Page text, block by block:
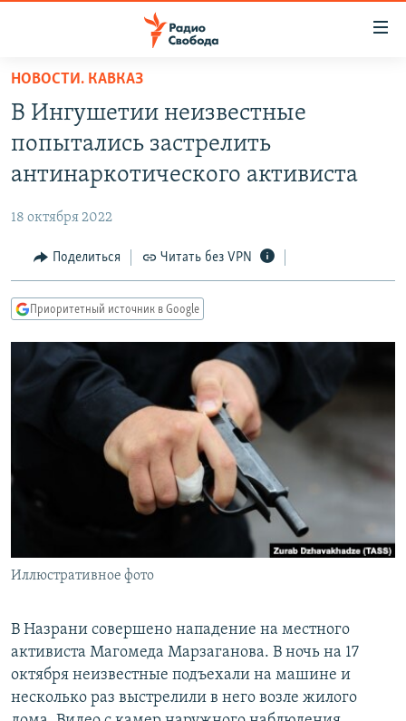
упрощенного
доступа
основному
Вернутся
Вернутся
поиску
ПОДКАСТЫ
МНЕНИЯ
КУЛЬТУРА
КАВКАЗ.РЕАЛИИ
СЕВЕР.РЕАЛИИ
СИБИРЬ.РЕАЛИИ
РАСПИСАНИЕ ВЕЩАНИЯ
ПОДПИШИТЕСЬ НА РАССЫЛКУ
СОЦИАЛЬНЫЕ СЕТИ
Все сайты РСЕ/РС
НОВОСТИ. КАВКАЗ
В Ингушетии неизвестные
попытались застрелить
антинаркотического активиста
18 октября 2022
Поделиться Читать без VPN
Приоритетный источник в Google
Иллюстративное фото
В Назрани совершено нападение на местного
активиста Магомеда Марзаганова. В ночь на 17
октября неизвестные подъехали на машине и
несколько раз выстрелили в него возле жилого